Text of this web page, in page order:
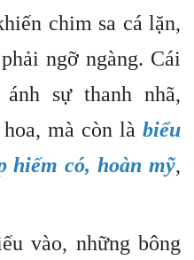
chim sa cá lặn,
ngỡ ngàng. Cái
sự thanh nhã,
mà còn là biểu
hiếm có, hoàn mỹ,
vào, những bông